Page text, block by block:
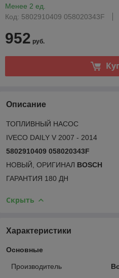
Менее 2 ед.
Код: 5802910409 058020343F
952 руб.
Описание
ТОПЛИВНЫЙ НАСОС
IVECO DAILY V 2007 - 2014
5802910409 058020343F
НОВЫЙ, ОРИГИНАЛ BOSCH
ГАРАНТИЯ 180 ДН
Скрыть
Характеристики
Основные
Производитель